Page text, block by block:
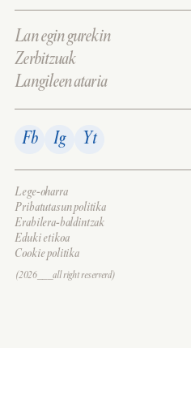
Lan egin gurekin
Zerbitzuak
Langileen ataria
Fb Ig Yt
Lege-oharra
Pribatutasun politika
Erabilera-baldintzak
Eduki etikoa
Cookie politika
(2026___all right reserverd)